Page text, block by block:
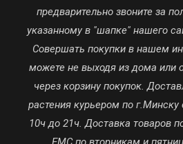
предварительно звоните за
указанному в "шапке" нашего
Совершать покупки в нашем
можете не выходя из дома или
через корзину покупок.
растения курьером по
10ч до 21ч. Доставка товаров